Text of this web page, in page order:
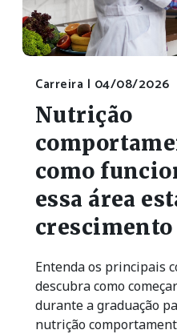
Carreira | 04/08/2026
Nutrição
como
essa área
crescimento
Entenda os principais
descubra como
durante a graduação
nutrição